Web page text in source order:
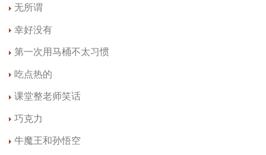
无所谓
幸好没有
第一次用马桶不太习惯
吃点热的
课堂整老师笑话
巧克力
牛魔王和孙悟空